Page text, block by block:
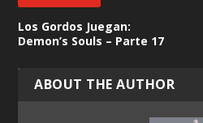
Los Gordos Juegan:
Demon’s Souls – Parte 17
ABOUT THE AUTHOR